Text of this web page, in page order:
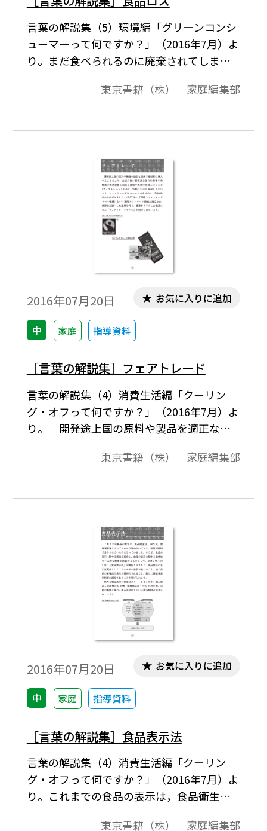
言葉の解説集（5）環境編「グリーンコンシ
ューマーって何ですか？」（2016年7月）よ
り。まだ食べられるのに廃棄されてしまう
本では，食品 メーカー，小売店， 飲食店，
等が出ています。
東京書籍（株） 家庭編集部
2016年07月20日
中 家庭 指導資料
お気に入りに追加
［言葉の解説集］フェアトレード
言葉の解説集（4）消費生活編「クーリン
グ・オフって何ですか？」（2016年7月）よ
り。 開発途上国の原料や製品を適正な価
弱い開発途上国の生産者や労 働者の生活改
「フェアトレード」（Fair Trade：公平な貿
東京書籍（株） 家庭編集部
2016年07月20日
中 家庭 指導資料
お気に入りに追加
［言葉の解説集］食品表示法
言葉の解説集（4）消費生活編「クーリン
グ・オフって何ですか？」（2016年7月）よ
り。これまでの食品の表示は，食品衛生
東京書籍（株） 家庭編集部